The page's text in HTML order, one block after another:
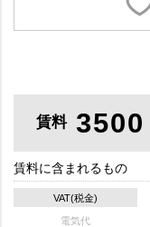
賃料 3500
賃料に含まれるもの
VAT(税金)
電気代